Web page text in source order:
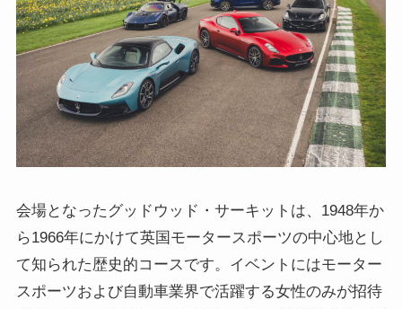
会場となったグッドウッド・サーキットは、1948年か
ら1966年にかけて英国モータースポーツの中心地とし
て知られた歴史的コースです。イベントにはモーター
スポーツおよび自動車業界で活躍する女性のみが招待